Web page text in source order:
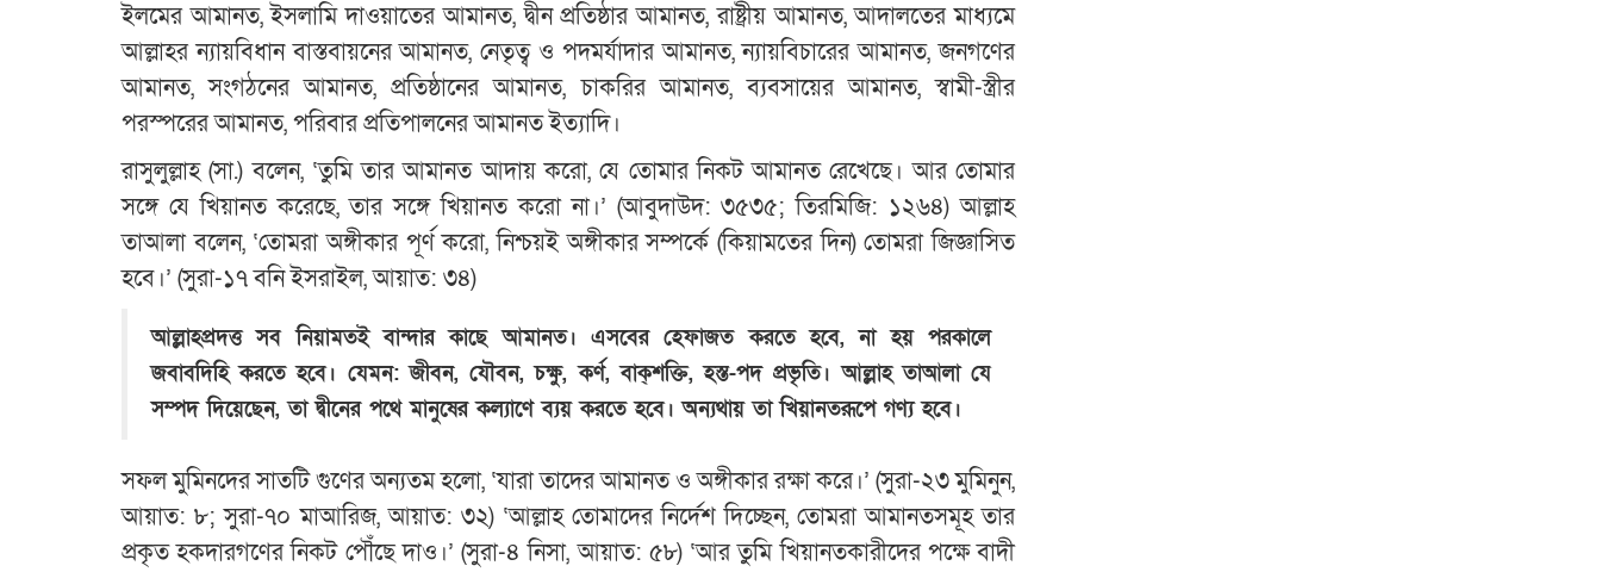
ইলমের আমানত, ইসলামি দাওয়াতের আমানত, দ্বীন প্রতিষ্ঠার আমানত, রাষ্ট্রীয় আমানত, আদালতের মাধ্যমে
আল্লাহর ন্যায়বিধান বাস্তবায়নের আমানত, নেতৃত্ব ও পদমর্যাদার আমানত, ন্যায়বিচারের আমানত, জনগণের
আমানত, সংগঠনের আমানত, প্রতিষ্ঠানের আমানত, চাকরির আমানত, ব্যবসায়ের আমানত, স্বামী-স্ত্রীর
পরস্পরের আমানত, পরিবার প্রতিপালনের আমানত ইত্যাদি।
রাসুলুল্লাহ (সা.) বলেন, ‘তুমি তার আমানত আদায় করো, যে তোমার নিকট আমানত রেখেছে। আর তোমার
সঙ্গে যে খিয়ানত করেছে, তার সঙ্গে খিয়ানত করো না।’ (আবুদাউদ: ৩৫৩৫; তিরমিজি: ১২৬৪) আল্লাহ
তাআলা বলেন, ‘তোমরা অঙ্গীকার পূর্ণ করো, নিশ্চয়ই অঙ্গীকার সম্পর্কে (কিয়ামতের দিন) তোমরা জিজ্ঞাসিত
হবে।’ (সুরা-১৭ বনি ইসরাইল, আয়াত: ৩৪)
আল্লাহপ্রদত্ত সব নিয়ামতই বান্দার কাছে আমানত। এসবের হেফাজত করতে হবে, না হয় পরকালে
জবাবদিহি করতে হবে। যেমন: জীবন, যৌবন, চক্ষু, কর্ণ, বাক্শক্তি, হস্ত-পদ প্রভৃতি। আল্লাহ তাআলা যে
সম্পদ দিয়েছেন, তা দ্বীনের পথে মানুষের কল্যাণে ব্যয় করতে হবে। অন্যথায় তা খিয়ানতরূপে গণ্য হবে।
সফল মুমিনদের সাতটি গুণের অন্যতম হলো, ‘যারা তাদের আমানত ও অঙ্গীকার রক্ষা করে।’ (সুরা-২৩ মুমিনুন,
আয়াত: ৮; সুরা-৭০ মাআরিজ, আয়াত: ৩২) ‘আল্লাহ তোমাদের নির্দেশ দিচ্ছেন, তোমরা আমানতসমূহ তার
প্রকৃত হকদারগণের নিকট পৌঁছে দাও।’ (সুরা-৪ নিসা, আয়াত: ৫৮) ‘আর তুমি খিয়ানতকারীদের পক্ষে বাদী